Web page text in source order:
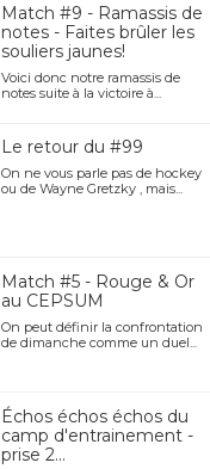
Match #9 - Ramassis de
notes - Faites brûler les
souliers jaunes!
Voici donc notre ramassis de
notes suite à la victoire à...
Le retour du #99
On ne vous parle pas de hockey
ou de Wayne Gretzky , mais...
Match #5 - Rouge & Or
au CEPSUM
On peut définir la confrontation
de dimanche comme un duel...
Échos échos échos du
camp d'entrainement -
prise 2...